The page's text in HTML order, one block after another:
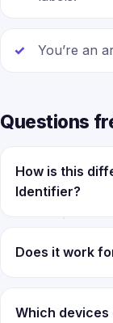
You’re an
Questions
How is this
Identifier?
Does it work
Which devices